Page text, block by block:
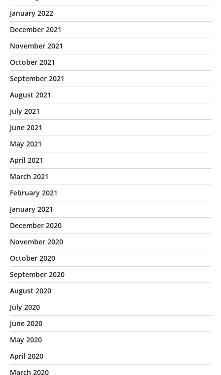
January 2022
December 2021
November 2021
October 2021
September 2021
August 2021
July 2021
June 2021
May 2021
April 2021
March 2021
February 2021
January 2021
December 2020
November 2020
October 2020
September 2020
August 2020
July 2020
June 2020
May 2020
April 2020
March 2020